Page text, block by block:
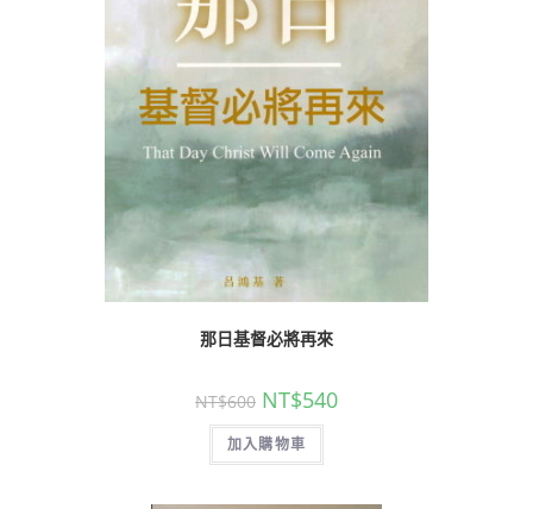
那日基督必將再來
NT$600 NT$540
加入購物車